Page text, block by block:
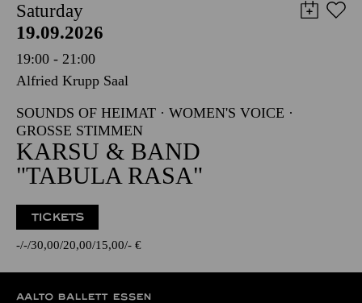
Saturday
19.09.2026
19:00 - 21:00
Alfried Krupp Saal
SOUNDS OF HEIMAT · WOMEN'S VOICE ·
GROSSE STIMMEN
KARSU & BAND
"TABULA RASA"
TICKETS
- - 30,00 20,00 15,00 - €
AALTO BALLETT ESSEN